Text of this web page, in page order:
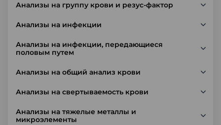
Анализы на группу крови и резус-фактор
Анализы на инфекции
Анализы на инфекции, передающиеся
половым путем
Анализы на общий анализ крови
Анализы на свертываемость крови
Анализы на тяжелые металлы и
микроэлементы